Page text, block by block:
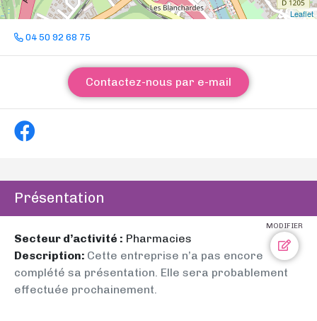
Leaflet
04 50 92 68 75
Contactez-nous par e-mail
Présentation
MODIFIER
Secteur d’activité : Pharmacies
Description: Cette entreprise n’a pas encore
complété sa présentation. Elle sera probablement
effectuée prochainement.